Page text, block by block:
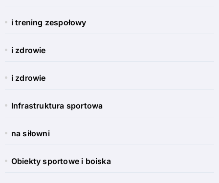
i trening zespołowy
i zdrowie
i zdrowie
Infrastruktura sportowa
na siłowni
Obiekty sportowe i boiska